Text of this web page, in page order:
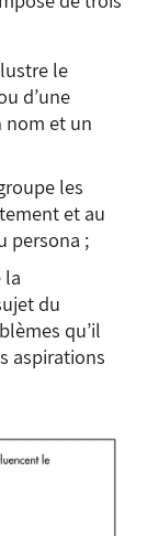
le
d’une
et un
les
et au
persona ;
la
du
qu’il
aspirations